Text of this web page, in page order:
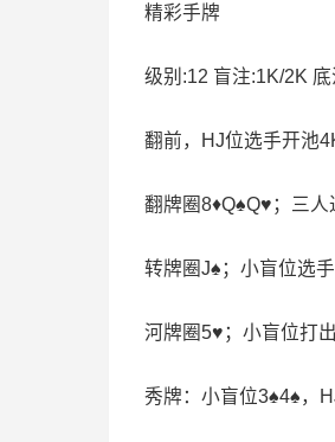
精彩手牌
级别:12 盲注:1K/2K 底
翻前，HJ位选手开池
翻牌圈8♦Q♠Q♥；三人
转牌圈J♠；小盲位选
河牌圈5♥；小盲位打
秀牌：小盲位3♠4♠，